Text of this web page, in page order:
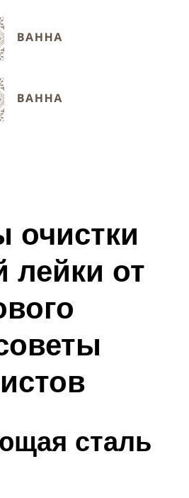
очистки
лейки от
сталь